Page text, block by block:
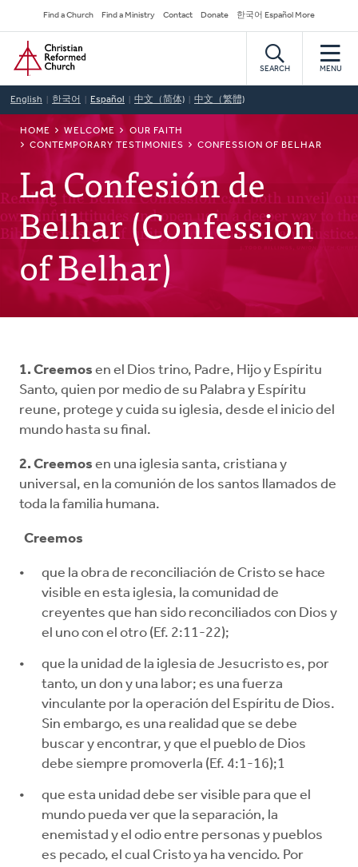
to
main
content
Secondary
Navigation
Find a Church Find a Ministry Contact Donate 한국어 Español More
Home
SEARCH MENU
English 한국어 Español 中文（简体) 中文（繁體)
BREADCRUMB
HOME WELCOME
OUR FAITH
CONTEMPORARY TESTIMONIES
CONFESSION OF BELHAR
La Confesión de
Belhar (Confession
of Belhar)
1. Creemos en el Dios trino, Padre, Hijo y Espíritu
Santo, quien por medio de su Palabra y Espíritu
reune, protege y cuida su iglesia, desde el inicio del
mundo hasta su final.
2. Creemos en una iglesia santa, cristiana y
universal, en la comunión de los santos llamados de
toda la familia humana.
Creemos
que la obra de reconciliación de Cristo se hace
visible en esta iglesia, la comunidad de
creyentes que han sido reconciliados con Dios y
el uno con el otro (Ef. 2:11-22);
que la unidad de la iglesia de Jesucristo es, por
tanto, un don y una labor; es una fuerza
vinculante por la operación del Espíritu de Dios.
Sin embargo, es una realidad que se debe
buscar y encontrar, y que el pueblo de Dios
debe siempre promoverla (Ef. 4:1-16);1
que esta unidad debe ser visible para que el
mundo pueda ver que la separación, la
enemistad y el odio entre personas y pueblos
es pecado, el cual Cristo ya ha vencido. Por